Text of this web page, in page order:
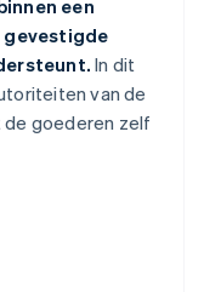
een
gevestigde
In dit
van de
de goederen zelf